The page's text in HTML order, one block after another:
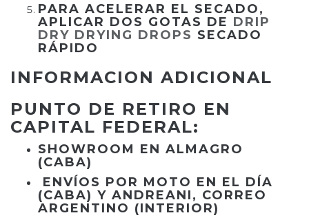
PARA ACELERAR EL SECADO,
APLICAR DOS GOTAS DE DRIP
DRY DRYING DROPS SECADO
RÁPIDO
INFORMACION ADICIONAL
PUNTO DE RETIRO EN
CAPITAL FEDERAL:
SHOWROOM EN ALMAGRO
(CABA)
ENVÍOS POR MOTO EN EL DÍA
(CABA) Y ANDREANI, CORREO
ARGENTINO (INTERIOR)